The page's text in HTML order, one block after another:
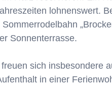
lohnenswert.
Sonnenterrasse.
sich insbesondere
in einer